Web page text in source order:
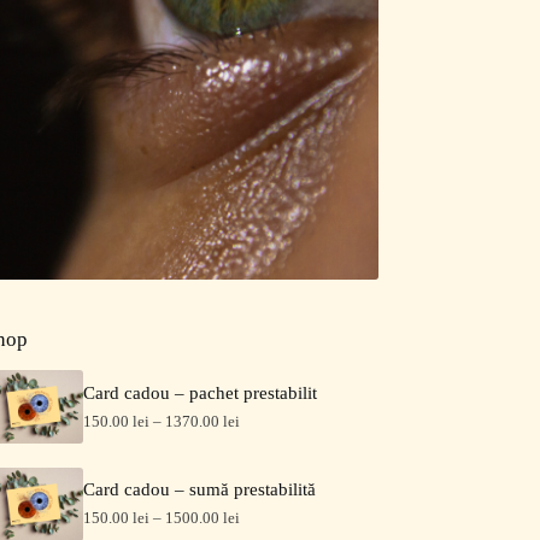
Card cadou – pachet prestabilit
150.00 lei – 1370.00 lei
Card cadou – sumă prestabilită
150.00 lei – 1500.00 lei